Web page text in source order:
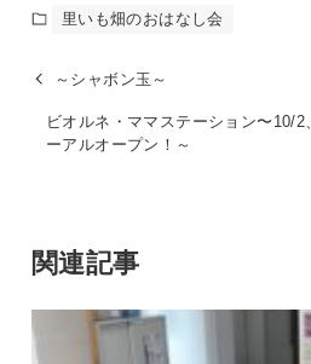
里いも畑のおはなし会
～シャボン玉～
ビオルネ・ママステーション〜10/2
ーアルオープン！～
関連記事